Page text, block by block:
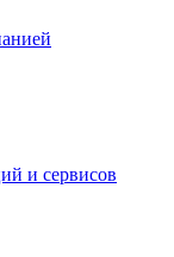
и сервисов